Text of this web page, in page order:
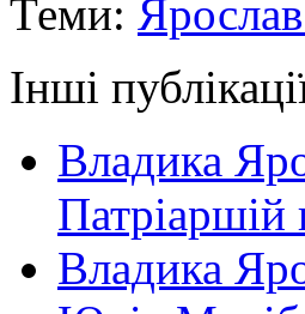
Теми:
Інші
Владика
Владика